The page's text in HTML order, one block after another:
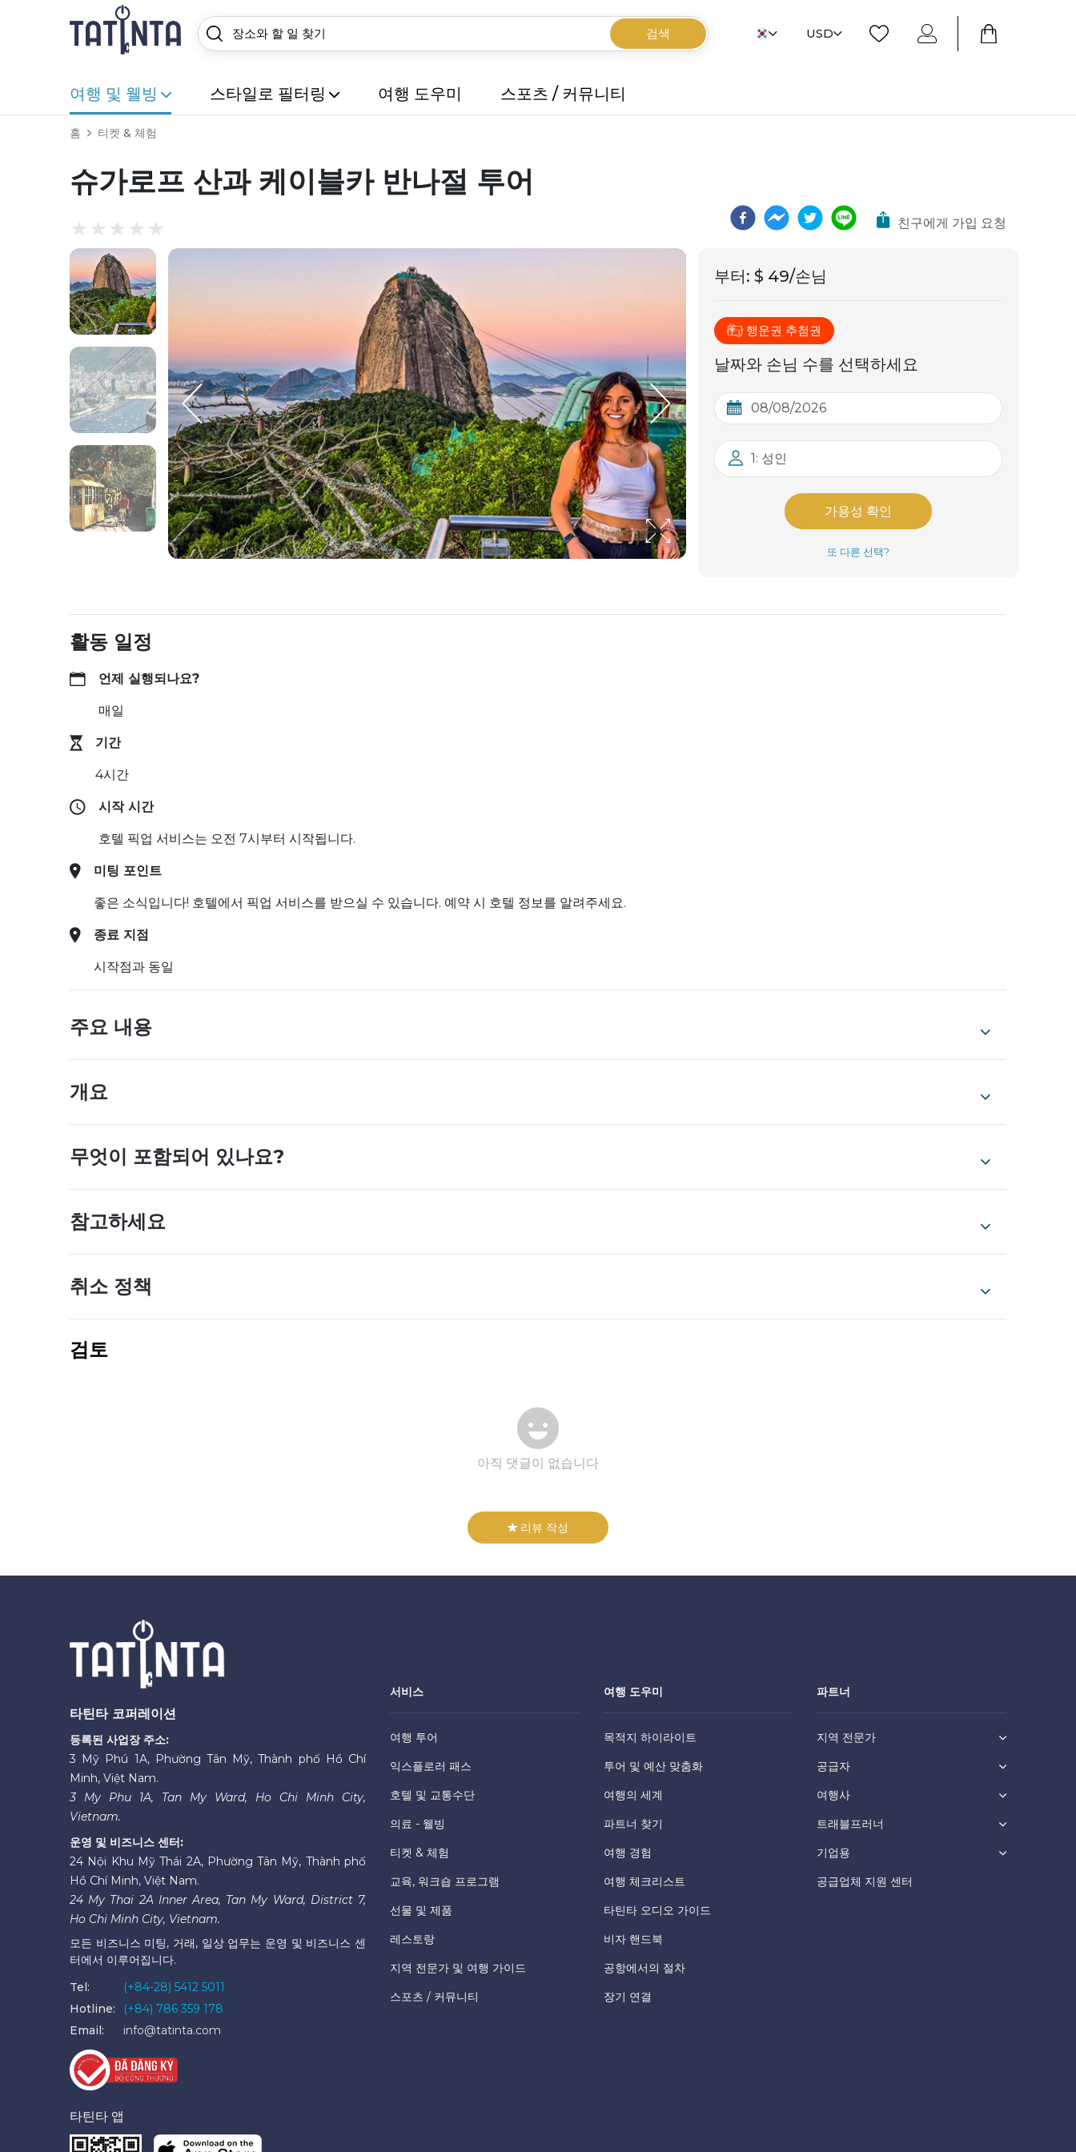
검색 USD
여행 및 웰빙 스타일로 필터링 여행 도우미 스포츠 / 커뮤니티
홈 티켓 & 체험
슈가로프 산과 케이블카 반나절 투어
친구에게 가입 요청
부터: $ 49/손님
행운권 추첨권
날짜와 손님 수를 선택하세요
1: 성인
가용성 확인
또 다른 선택?
활동 일정
언제 실행되나요?
매일
기간
4시간
시작 시간
호텔 픽업 서비스는 오전 7시부터 시작됩니다.
미팅 포인트
좋은 소식입니다! 호텔에서 픽업 서비스를 받으실 수 있습니다. 예약 시 호텔 정보를 알려주세요.
종료 지점
시작점과 동일
주요 내용
개요
무엇이 포함되어 있나요?
참고하세요
취소 정책
검토
아직 댓글이 없습니다
리뷰 작성
타틴타 코퍼레이션
등록된 사업장 주소:
3 Mỹ Phú 1A, Phường Tân Mỹ, Thành phố Hồ Chí
Minh, Việt Nam.
3 My Phu 1A, Tan My Ward, Ho Chi Minh City,
Vietnam.
운영 및 비즈니스 센터:
24 Nội Khu Mỹ Thái 2A, Phường Tân Mỹ, Thành phố
Hồ Chí Minh, Việt Nam.
24 My Thai 2A Inner Area, Tan My Ward, District 7,
Ho Chi Minh City, Vietnam.
모든 비즈니스 미팅, 거래, 일상 업무는 운영 및 비즈니스 센
터에서 이루어집니다.
Tel:
(+84-28) 5412 5011
Hotline:
(+84) 786 359 178
Email:
info@tatinta.com
타틴타 앱
서비스
여행 투어
익스플로러 패스
호텔 및 교통수단
의료 - 웰빙
티켓 & 체험
교육, 워크숍 프로그램
선물 및 제품
레스토랑
지역 전문가 및 여행 가이드
스포츠 / 커뮤니티
여행 도우미
목적지 하이라이트
투어 및 예산 맞춤화
여행의 세계
파트너 찾기
여행 경험
여행 체크리스트
타틴타 오디오 가이드
비자 핸드북
공항에서의 절차
장기 연결
파트너
지역 전문가
공급자
여행사
트래블프러너
기업용
공급업체 지원 센터